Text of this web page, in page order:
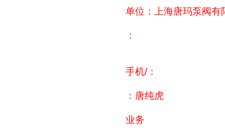
单位：上海唐玛泵阀有
：
手机/：
：唐纯虎
业务